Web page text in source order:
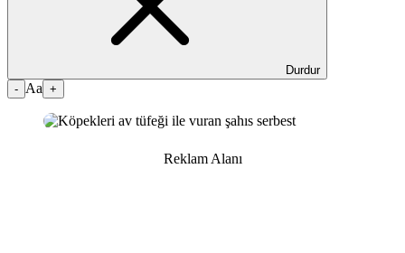
Durdur
- Aa +
Reklam Alanı